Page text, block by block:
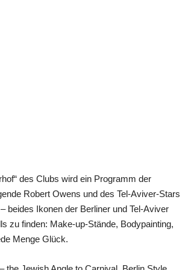
des Clubs wird ein Programm der
Robert Owens und des Tel-Aviver-Stars
beides Ikonen der Berliner und Tel-Aviver
zu finden: Make-up-Stände, Bodypainting,
Menge Glück.